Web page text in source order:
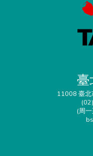
臺
11008 臺北
(周